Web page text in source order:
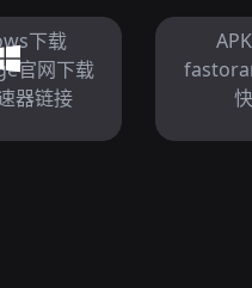
下载
官网下载
器链接